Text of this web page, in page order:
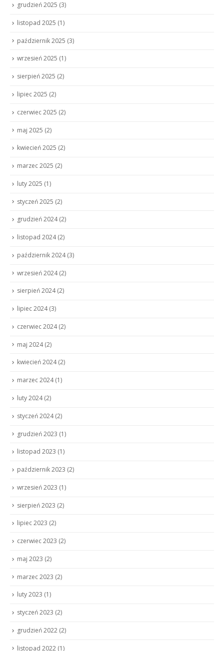
grudzień 2025 (3)
listopad 2025 (1)
październik 2025 (3)
wrzesień 2025 (1)
sierpień 2025 (2)
lipiec 2025 (2)
czerwiec 2025 (2)
maj 2025 (2)
kwiecień 2025 (2)
marzec 2025 (2)
luty 2025 (1)
styczeń 2025 (2)
grudzień 2024(2)
listopad 2024(2)
październik 2024(3)
wrzesień 2024(2)
sierpień 2024(2)
lipiec 2024(3)
czerwiec 2024(2)
maj 2024(2)
kwiecień 2024(2)
marzec 2024(1)
luty 2024(2)
styczeń 2024(2)
grudzień 2023 (1)
listopad 2023 (1)
październik 2023 (2)
wrzesień 2023 (1)
sierpień 2023 (2)
lipiec 2023 (2)
czerwiec 2023 (2)
maj 2023 (2)
marzec 2023 (2)
luty 2023 (1)
styczeń 2023 (2)
grudzień 2022 (2)
listopad 2022 (1)